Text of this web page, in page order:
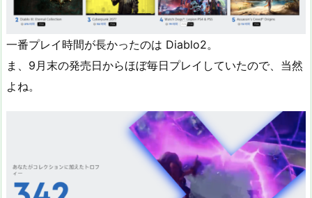
一番プレイ時間が長かったのは Diablo2。
ま、9月末の発売日からほぼ毎日プレイしていたので、当然
よね。